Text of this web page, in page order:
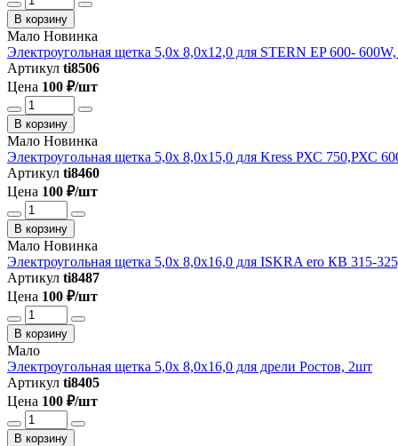
В корзину
Мало Новинка
Электроугольная щетка 5,0х 8,0х12,0 для STERN EP 600-
Артикул ti8506
Цена 100 ₽/шт
В корзину
Мало Новинка
Электроугольная щетка 5,0х 8,0х15,0 для Kress РХС 750,РХС
Артикул ti8460
Цена 100 ₽/шт
В корзину
Мало Новинка
Электроугольная щетка 5,0х 8,0х16,0 для ISKRA ero КВ 315-
Артикул ti8487
Цена 100 ₽/шт
В корзину
Мало
Электроугольная щетка 5,0х 8,0х16,0 для дрели Ростов, 2шт
Артикул ti8405
Цена 100 ₽/шт
В корзину